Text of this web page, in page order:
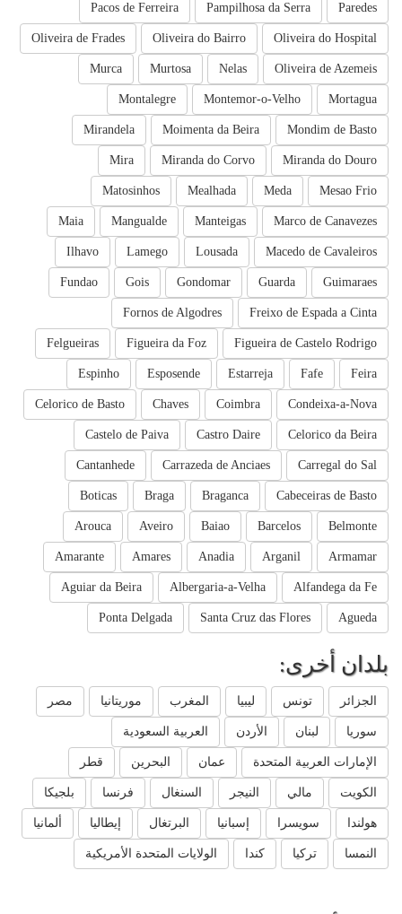
Paredes
Pampilhosa da Serra
Pacos de Ferreira
Oliveira do Hospital
Oliveira do Bairro
Oliveira de Frades
Oliveira de Azemeis
Nelas
Murtosa
Murca
Mortagua
Montemor-o-Velho
Montalegre
Mondim de Basto
Moimenta da Beira
Mirandela
Miranda do Douro
Miranda do Corvo
Mira
Mesao Frio
Meda
Mealhada
Matosinhos
Marco de Canavezes
Manteigas
Mangualde
Maia
Macedo de Cavaleiros
Lousada
Lamego
Ilhavo
Guimaraes
Guarda
Gondomar
Gois
Fundao
Freixo de Espada a Cinta
Fornos de Algodres
Figueira de Castelo Rodrigo
Figueira da Foz
Felgueiras
Feira
Fafe
Estarreja
Esposende
Espinho
Condeixa-a-Nova
Coimbra
Chaves
Celorico de Basto
Celorico da Beira
Castro Daire
Castelo de Paiva
Carregal do Sal
Carrazeda de Anciaes
Cantanhede
Cabeceiras de Basto
Braganca
Braga
Boticas
Belmonte
Barcelos
Baiao
Aveiro
Arouca
Armamar
Arganil
Anadia
Amares
Amarante
Alfandega da Fe
Albergaria-a-Velha
Aguiar da Beira
Agueda
Santa Cruz das Flores
Ponta Delgada
بلدان أخرى:
الجزائر تونس ليبيا المغرب موريتانيا مصر
سوريا لبنان الأردن العربية السعودية
الإمارات العربية المتحدة عمان البحرين قطر
الكويت مالي النيجر السنغال فرنسا بلجيكا
هولندا سويسرا إسبانيا البرتغال إيطاليا ألمانيا
النمسا تركيا كندا الولايات المتحدة الأمريكية